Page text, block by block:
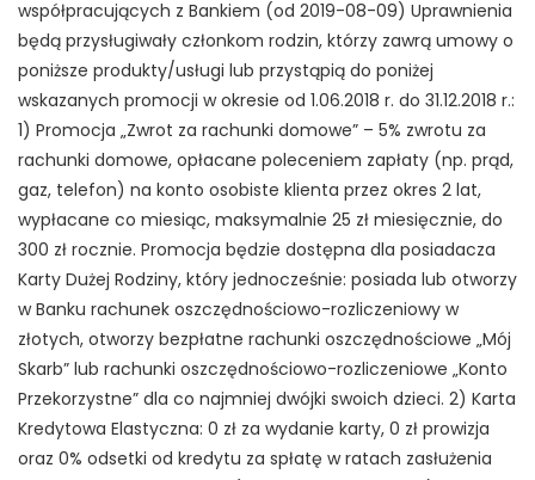
współpracujących z Bankiem (od 2019-08-09) Uprawnienia
będą przysługiwały członkom rodzin, którzy zawrą umowy o
poniższe produkty/usługi lub przystąpią do poniżej
wskazanych promocji w okresie od 1.06.2018 r. do 31.12.2018 r.:
1) Promocja „Zwrot za rachunki domowe” – 5% zwrotu za
rachunki domowe, opłacane poleceniem zapłaty (np. prąd,
gaz, telefon) na konto osobiste klienta przez okres 2 lat,
wypłacane co miesiąc, maksymalnie 25 zł miesięcznie, do
300 zł rocznie. Promocja będzie dostępna dla posiadacza
Karty Dużej Rodziny, który jednocześnie: posiada lub otworzy
w Banku rachunek oszczędnościowo-rozliczeniowy w
złotych, otworzy bezpłatne rachunki oszczędnościowe „Mój
Skarb” lub rachunki oszczędnościowo-rozliczeniowe „Konto
Przekorzystne” dla co najmniej dwójki swoich dzieci. 2) Karta
Kredytowa Elastyczna: 0 zł za wydanie karty, 0 zł prowizja
oraz 0% odsetki od kredytu za spłatę w ratach zasłużenia